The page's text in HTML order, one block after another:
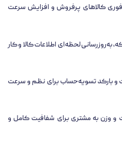
کالاهای پرفروش و افزایش سرعت
به‌روزرسانی لحظه‌ای اطلاعات کالا و کار
بارکد تسویه‌حساب برای نظم و سرعت
وزن به مشتری برای شفافیت کامل و